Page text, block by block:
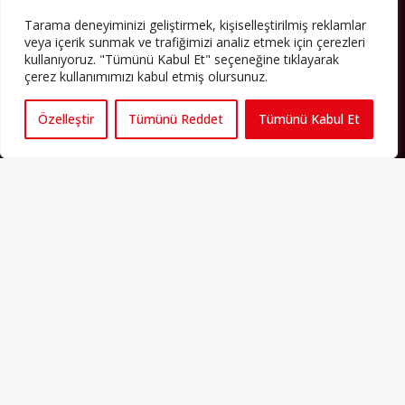
Tarama deneyiminizi geliştirmek, kişiselleştirilmiş reklamlar
veya içerik sunmak ve trafiğimizi analiz etmek için çerezleri
kullanıyoruz. "Tümünü Kabul Et" seçeneğine tıklayarak
çerez kullanımımızı kabul etmiş olursunuz.
Özelleştir Tümünü Reddet Tümünü Kabul Et
Avrupa’ya işçi göçü yarım asrı ardında bırakırken Müslümanlar da
bulundukları ülkelerde kalıcı hâle geldiler. Bu durum “vatan”,
“aidiyet”, “İslam” ve “Avrupa” gibi birçok kavramın çift taraflı olarak
sorgulanmasına neden oldu. Avrupa’da yerleşik bir Müslüman
cemaatin oluşması, hem yerleşik kültür ve siyasi düzen için, hem
de Müslümanlar için yeni sorulara da kapı araladı.